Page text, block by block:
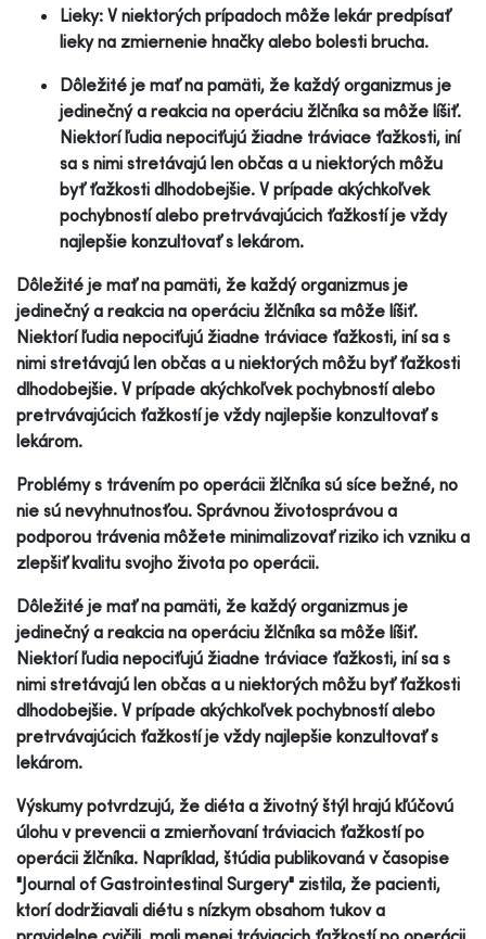
Lieky: V niektorých prípadoch môže lekár predpísať
lieky na zmiernenie hnačky alebo bolesti brucha.
Dôležité je mať na pamäti, že každý organizmus je
jedinečný a reakcia na operáciu žlčníka sa môže líšiť.
Niektorí ľudia nepociťujú žiadne tráviace ťažkosti, iní
sa s nimi stretávajú len občas a u niektorých môžu
byť ťažkosti dlhodobejšie. V prípade akýchkoľvek
pochybností alebo pretrvávajúcich ťažkostí je vždy
najlepšie konzultovať s lekárom.
Dôležité je mať na pamäti, že každý organizmus je
jedinečný a reakcia na operáciu žlčníka sa môže líšiť.
Niektorí ľudia nepociťujú žiadne tráviace ťažkosti, iní sa s
nimi stretávajú len občas a u niektorých môžu byť ťažkosti
dlhodobejšie. V prípade akýchkoľvek pochybností alebo
pretrvávajúcich ťažkostí je vždy najlepšie konzultovať s
lekárom.
Problémy s trávením po operácii žlčníka sú síce bežné, no
nie sú nevyhnutnosťou. Správnou životosprávou a
podporou trávenia môžete minimalizovať riziko ich vzniku a
zlepšiť kvalitu svojho života po operácii.
Dôležité je mať na pamäti, že každý organizmus je
jedinečný a reakcia na operáciu žlčníka sa môže líšiť.
Niektorí ľudia nepociťujú žiadne tráviace ťažkosti, iní sa s
nimi stretávajú len občas a u niektorých môžu byť ťažkosti
dlhodobejšie. V prípade akýchkoľvek pochybností alebo
pretrvávajúcich ťažkostí je vždy najlepšie konzultovať s
lekárom.
Výskumy potvrdzujú, že diéta a životný štýl hrajú kľúčovú
úlohu v prevencii a zmierňovaní tráviacich ťažkostí po
operácii žlčníka. Napríklad, štúdia publikovaná v časopise
"Journal of Gastrointestinal Surgery" zistila, že pacienti,
ktorí dodržiavali diétu s nízkym obsahom tukov a